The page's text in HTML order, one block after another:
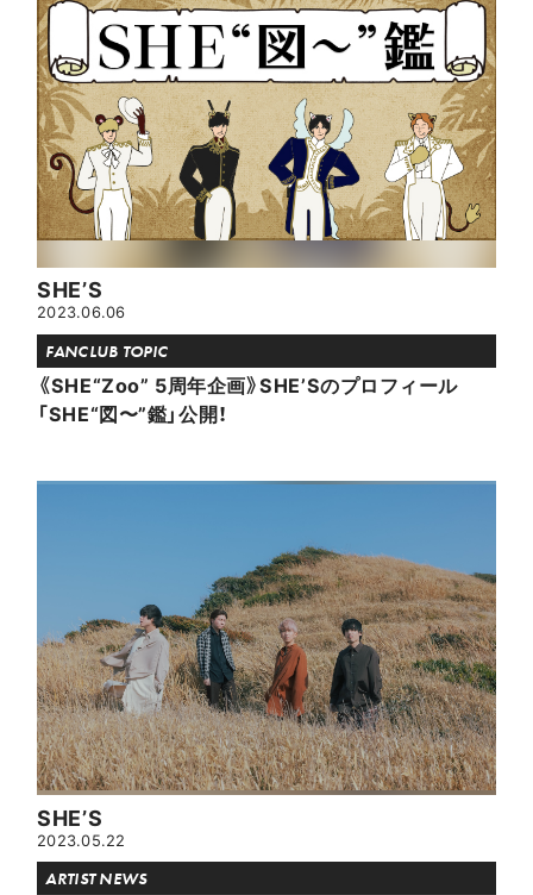
SHE’S
2023.06.06
FANCLUB TOPIC
《SHE“Zoo” 5周年企画》SHE’Sのプロフィール
「SHE“図〜”鑑」公開！
SHE’S
2023.05.22
ARTIST NEWS